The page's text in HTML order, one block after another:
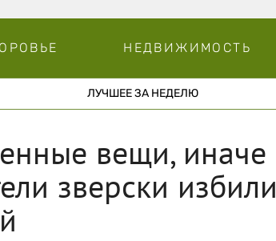
НЕДВИЖИМОСТЬ
ЛУЧШЕЕ ЗА НЕДЕЛЮ
вещи, иначе
зверски избили